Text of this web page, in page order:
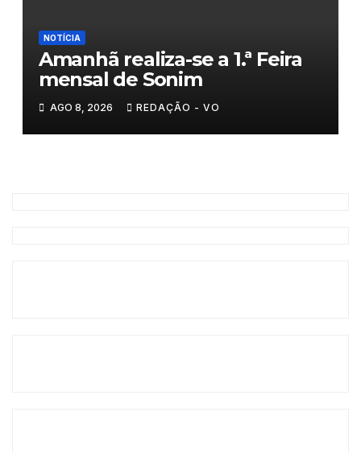
NOTÍCIA
Amanhã realiza-se a 1.ª Feira
mensal de Sonim
AGO 8, 2026 REDAÇÃO - VO